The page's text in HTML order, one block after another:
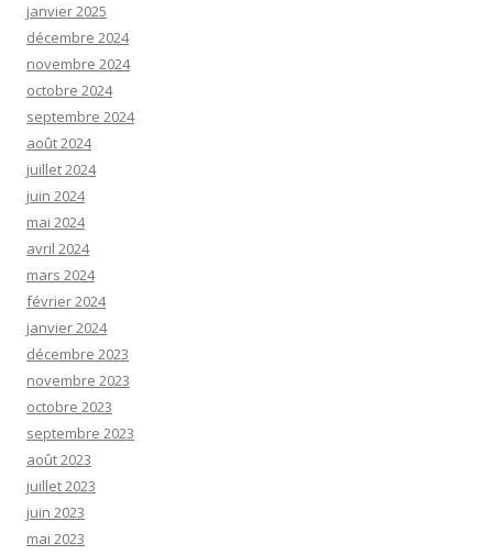
janvier 2025
décembre 2024
novembre 2024
octobre 2024
septembre 2024
août 2024
juillet 2024
juin 2024
mai 2024
avril 2024
mars 2024
février 2024
janvier 2024
décembre 2023
novembre 2023
octobre 2023
septembre 2023
août 2023
juillet 2023
juin 2023
mai 2023